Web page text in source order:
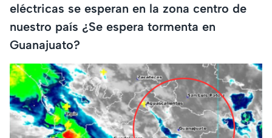
eléctricas se esperan en la zona centro de
nuestro país ¿Se espera tormenta en
Guanajuato?